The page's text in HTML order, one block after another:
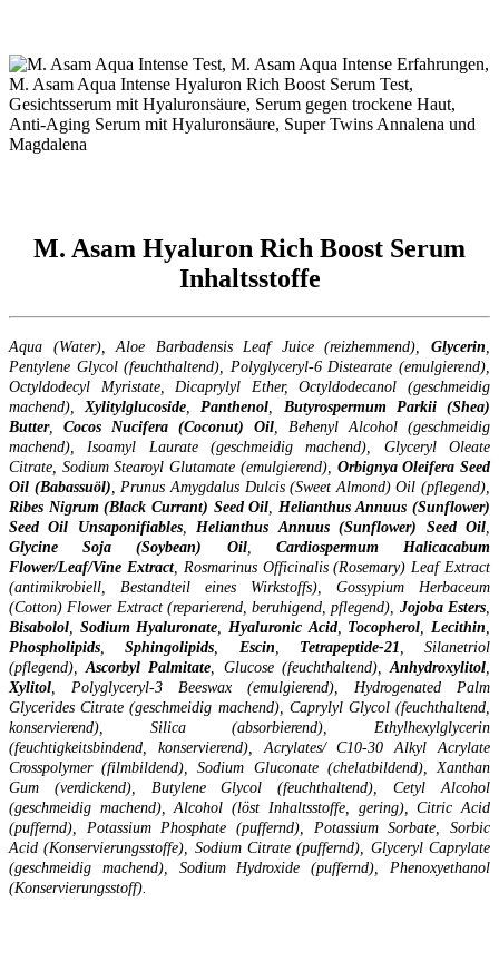
M. Asam Hyaluron Rich Boost Serum
Inhaltsstoffe
Aqua (Water), Aloe Barbadensis Leaf Juice (reizhemmend), Glycerin
Pentylene Glycol (feuchthaltend), Polyglyceryl-6 Distearate (emulgierend),
Octyldodecyl Myristate, Dicaprylyl Ether, Octyldodecanol (geschmeidig
machend), Xylitylglucoside Panthenol Butyrospermum
Parkii (Shea)
Butter, Cocos Nucifera (Coconut) Oil , Behenyl Alcohol (geschmeidig
machend), Isoamyl Laurate (geschmeidig machend), Glyceryl Oleate
Citrate, Sodium Stearoyl Glutamate (emulgierend), Orbignya Oleifera Seed
Oil (Babassuöl) , Prunus Amygdalus Dulcis (Sweet Almond) Oil (pflegend),
Ribes Nigrum (Black Currant) Seed Oil Helianthus Annuus (Sunflower)
Seed Oil Unsaponifiables, Helianthus Annuus (Sunflower) Seed Oil
Glycine
Soja (Soybean) Oil, Cardiospermum
Halicacabum
Flower/Leaf/Vine Extract, Rosmarinus Officinalis (Rosemary) Leaf Extract
(antimikrobiell, Bestandteil eines Wirkstoffs), Gossypium Herbaceum
(Cotton) Flower Extract (reparierend, beruhigend, pflegend), Jojoba Esters
Bisabolol
Sodium Hyaluronate Hyaluronic Acid, Tocopherol Lecithin
Phospholipids ,Sphingolipids Escin Tetrapeptide-21 , Silanetriol
(pflegend),Ascorbyl Palmitate , Glucose (feuchthaltend),Anhydroxylitol
Xylitol , Polyglyceryl-3 Beeswax (emulgierend), Hydrogenated Palm
Glycerides Citrate (geschmeidig machend), Caprylyl Glycol (feuchthaltend,
konservierend), Silica (absorbierend), Ethylhexylglycerin
(feuchtigkeitsbindend, konservierend), Acrylates/ C10-30 Alkyl Acrylate
Crosspolymer (filmbildend), Sodium Gluconate (chelatbildend), Xanthan
Gum (verdickend), Butylene Glycol (feuchthaltend), Cetyl Alcohol
(geschmeidig machend), Alcohol (löst Inhaltsstoffe, gering), Citric Acid
(puffernd), Potassium Phosphate (puffernd), Potassium Sorbate, Sorbic
Acid (Konservierungsstoffe), Sodium Citrate (puffernd), Glyceryl Caprylate
(geschmeidig machend), Sodium Hydroxide (puffernd), Phenoxyethanol
(Konservierungsstoff).